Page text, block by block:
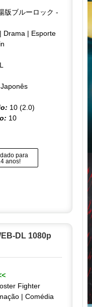
版ブルーロック -
Drama | Esporte
10 (2.0)
10
para
anos!
DL 1080p
Fighter
| Comédia